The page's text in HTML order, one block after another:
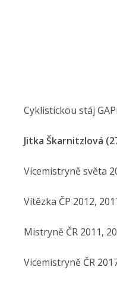
Cyklistickou stáj
Jitka Škarnitzlová
Vícemistryně světa
Vítězka ČP 2012,
Mistryně ČR 2011,
Vicemistryně ČR